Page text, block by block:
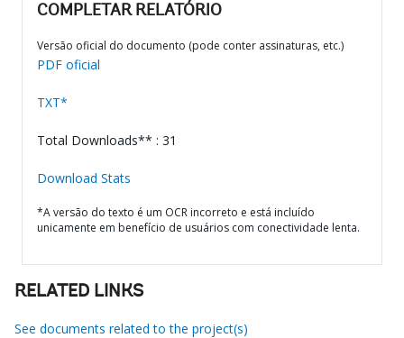
COMPLETAR RELATÓRIO
Versão oficial do documento (pode conter assinaturas, etc.)
PDF oficial
TXT*
Total Downloads** : 31
Download Stats
*A versão do texto é um OCR incorreto e está incluído
unicamente em benefício de usuários com conectividade lenta.
RELATED LINKS
See documents related to the project(s)